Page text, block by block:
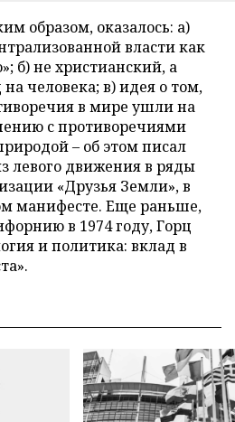
образом, оказалось: а)
власти как
б) не христианский, а
человека; в) идея о том,
в мире ушли на
с противоречиями
– об этом писал
левого движения в ряды
«Друзья Земли», в
манифесте. Еще раньше,
в 1974 году, Горц
и политика: вклад в